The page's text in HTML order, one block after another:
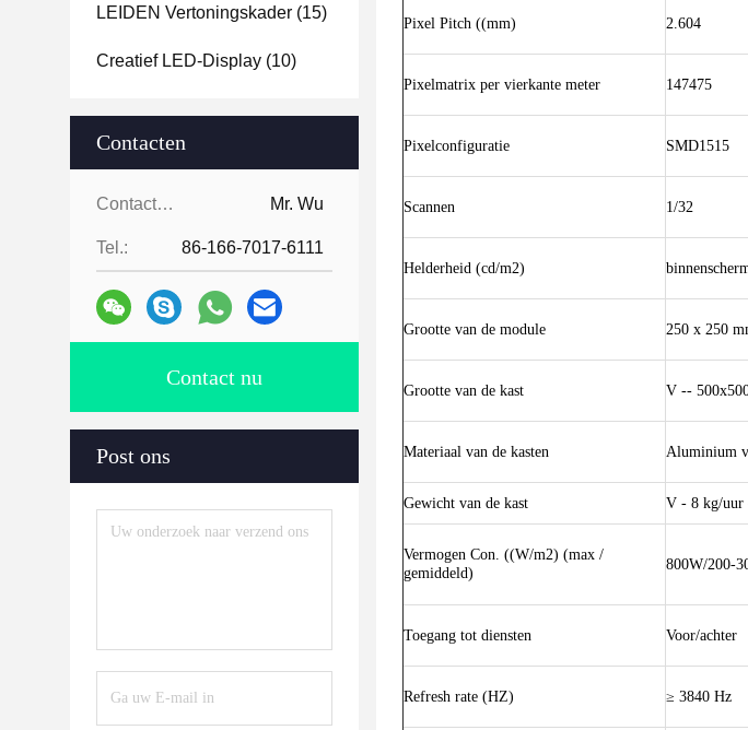
LEIDEN Vertoningskader (15)
Creatief LED-Display (10)
Contacten
Contacten: Mr. Wu
Tel.: 86-166-7017-6111
Contact nu
Post ons
Pixel Pitch ((mm) 2.604
Pixelmatrix per vierkante meter 147475
Pixelconfiguratie SMD1515
Scannen 1/32
Helderheid (cd/m2)
Grootte van de module 250 x 250
Grootte van de kast V --
Materiaal van de kasten Aluminium
Gewicht van de kast V - 8 kg/uur
Vermogen Con. ((W/m2) (max /
gemiddeld)
800W/200-
Toegang tot diensten Voor/achter
Refresh rate (HZ) ≥ 3840 Hz